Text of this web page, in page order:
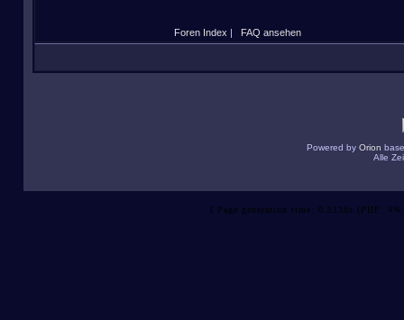
Foren Index | FAQ ansehen
Powered by Orion
Alle
[ Page generation time: 0.5138s (PHP: